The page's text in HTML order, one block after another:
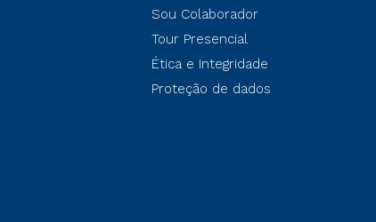
Sou Colaborador
Tour Presencial
Ética e Integridade
Proteção de dados